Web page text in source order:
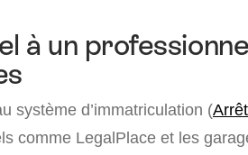
à un
système d’immatriculation (
comme LegalPlace et les